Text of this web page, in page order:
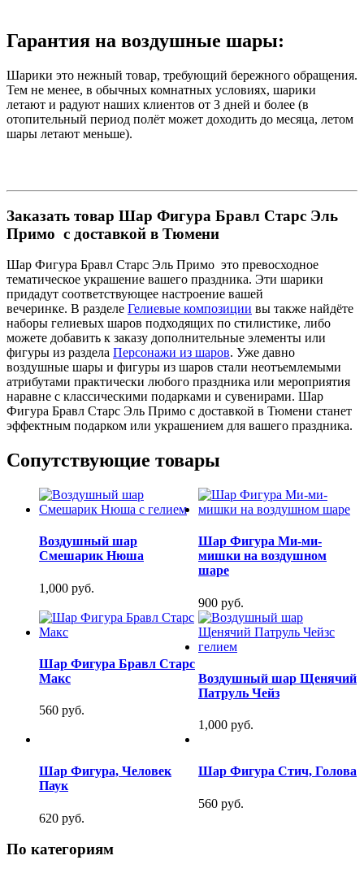
Гарантия на воздушные шары:
Шарики это нежный товар, требующий бережного обращения.
Тем не менее, в обычных комнатных условиях, шарики
летают и радуют наших клиентов от 3 дней и более (в
отопительный период полёт может доходить до месяца, летом
шары летают меньше).
Заказать товар Шар Фигура Бравл Старс Эль
Примо с доставкой в Тюмени
Шар Фигура Бравл Старс Эль Примо это превосходное
тематическое украшение вашего праздника. Эти шарики
придадут соответствующее настроение вашей
вечеринке. В разделе Гелиевые композиции вы также найдёте
наборы гелиевых шаров подходящих по стилистике, либо
можете добавить к заказу дополнительные элементы или
фигуры из раздела Персонажи из шаров. Уже давно
воздушные шары и фигуры из шаров стали неотъемлемыми
атрибутами практически любого праздника или мероприятия
наравне с классическими подарками и сувенирами. Шар
Фигура Бравл Старс Эль Примо с доставкой в Тюмени станет
эффектным подарком или украшением для вашего праздника.
Сопутствующие товары
Воздушный шар
Смешарик Нюша
1,000 руб.
Шар Фигура Ми-ми-
мишки на воздушном
шаре
900 руб.
Шар Фигура Бравл Старс
Макс
560 руб.
Воздушный шар Щенячий
Патруль Чейз
1,000 руб.
Шар Фигура, Человек
Паук
620 руб.
Шар Фигура Стич, Голова
560 руб.
По категориям